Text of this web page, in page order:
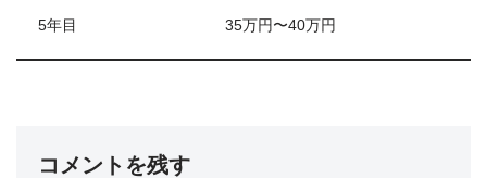
5年目 35万円〜40万円
コメントを残す